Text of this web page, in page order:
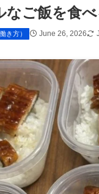
なご飯を食
き方） June 26, 2026